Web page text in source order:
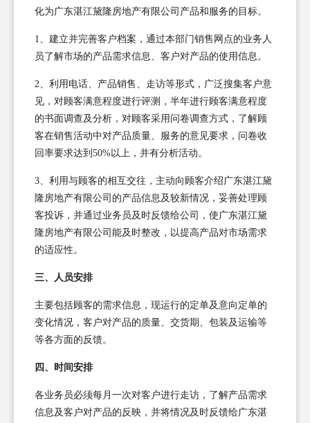
化为广东湛江黛隆房地产有限公司产品和服务的目标。
1、建立并完善客户档案，通过本部门销售网点的业务人
员了解市场的产品需求信息、客户对产品的使用信息。
2、利用电话、产品销售、走访等形式，广泛搜集客户意
见，对顾客满意程度进行评测，半年进行顾客满意程度
的书面调查及分析，对顾客采用问卷调查方式，了解顾
客在销售活动中对产品质量、服务的意见要求，问卷收
回率要求达到50%以上，并有分析活动。
3、利用与顾客的相互交往，主动向顾客介绍广东湛江黛
隆房地产有限公司的产品信息及较新情况，妥善处理顾
客投诉，并通过业务员及时反馈给公司，使广东湛江黛
隆房地产有限公司能及时整改，以提高产品对市场需求
的适应性。
三、人员安排
主要包括顾客的需求信息，现运行的定单及意向定单的
变化情况，客户对产品的质量、交货期、包装及运输等
等各方面的反馈。
四、时间安排
各业务员必须每月一次对客户进行走访，了解产品需求
信息及客户对产品的反映，并将情况及时反馈给广东湛